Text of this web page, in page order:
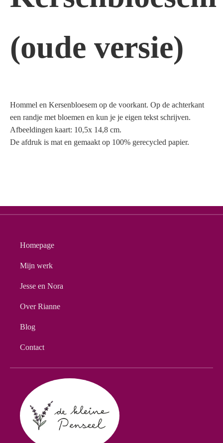
(oude versie)
Hommel en Kersenbloesem op de voorkant. Op de achterkant
een randje met bloemen en kun je je eigen tekst schrijven.
Afbeeldingen kaart: 10,5x 14,8 cm.
De afdruk is mat en gemaakt op 100% gerecycled papier.
Homepage
Mijn werk
Jesse en Nora
Over Rianne
Blog
Contact